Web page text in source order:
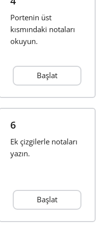
Portenin üst
kısmındaki notaları
okuyun.
Başlat
6
Ek çizgilerle notaları
yazın.
Başlat